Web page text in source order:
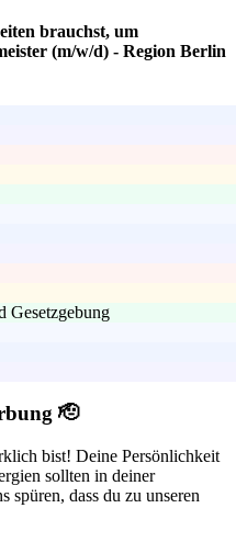
brauchst, um
(m/w/d) - Region Berlin
Gesetzgebung
🫡
bist! Deine Persönlichkeit
sollten in deiner
spüren, dass du zu unseren